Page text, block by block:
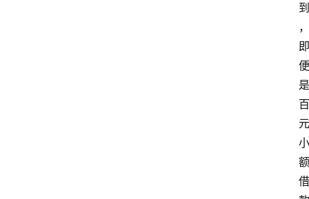
到
，
即
便
是
百
元
小
额
借